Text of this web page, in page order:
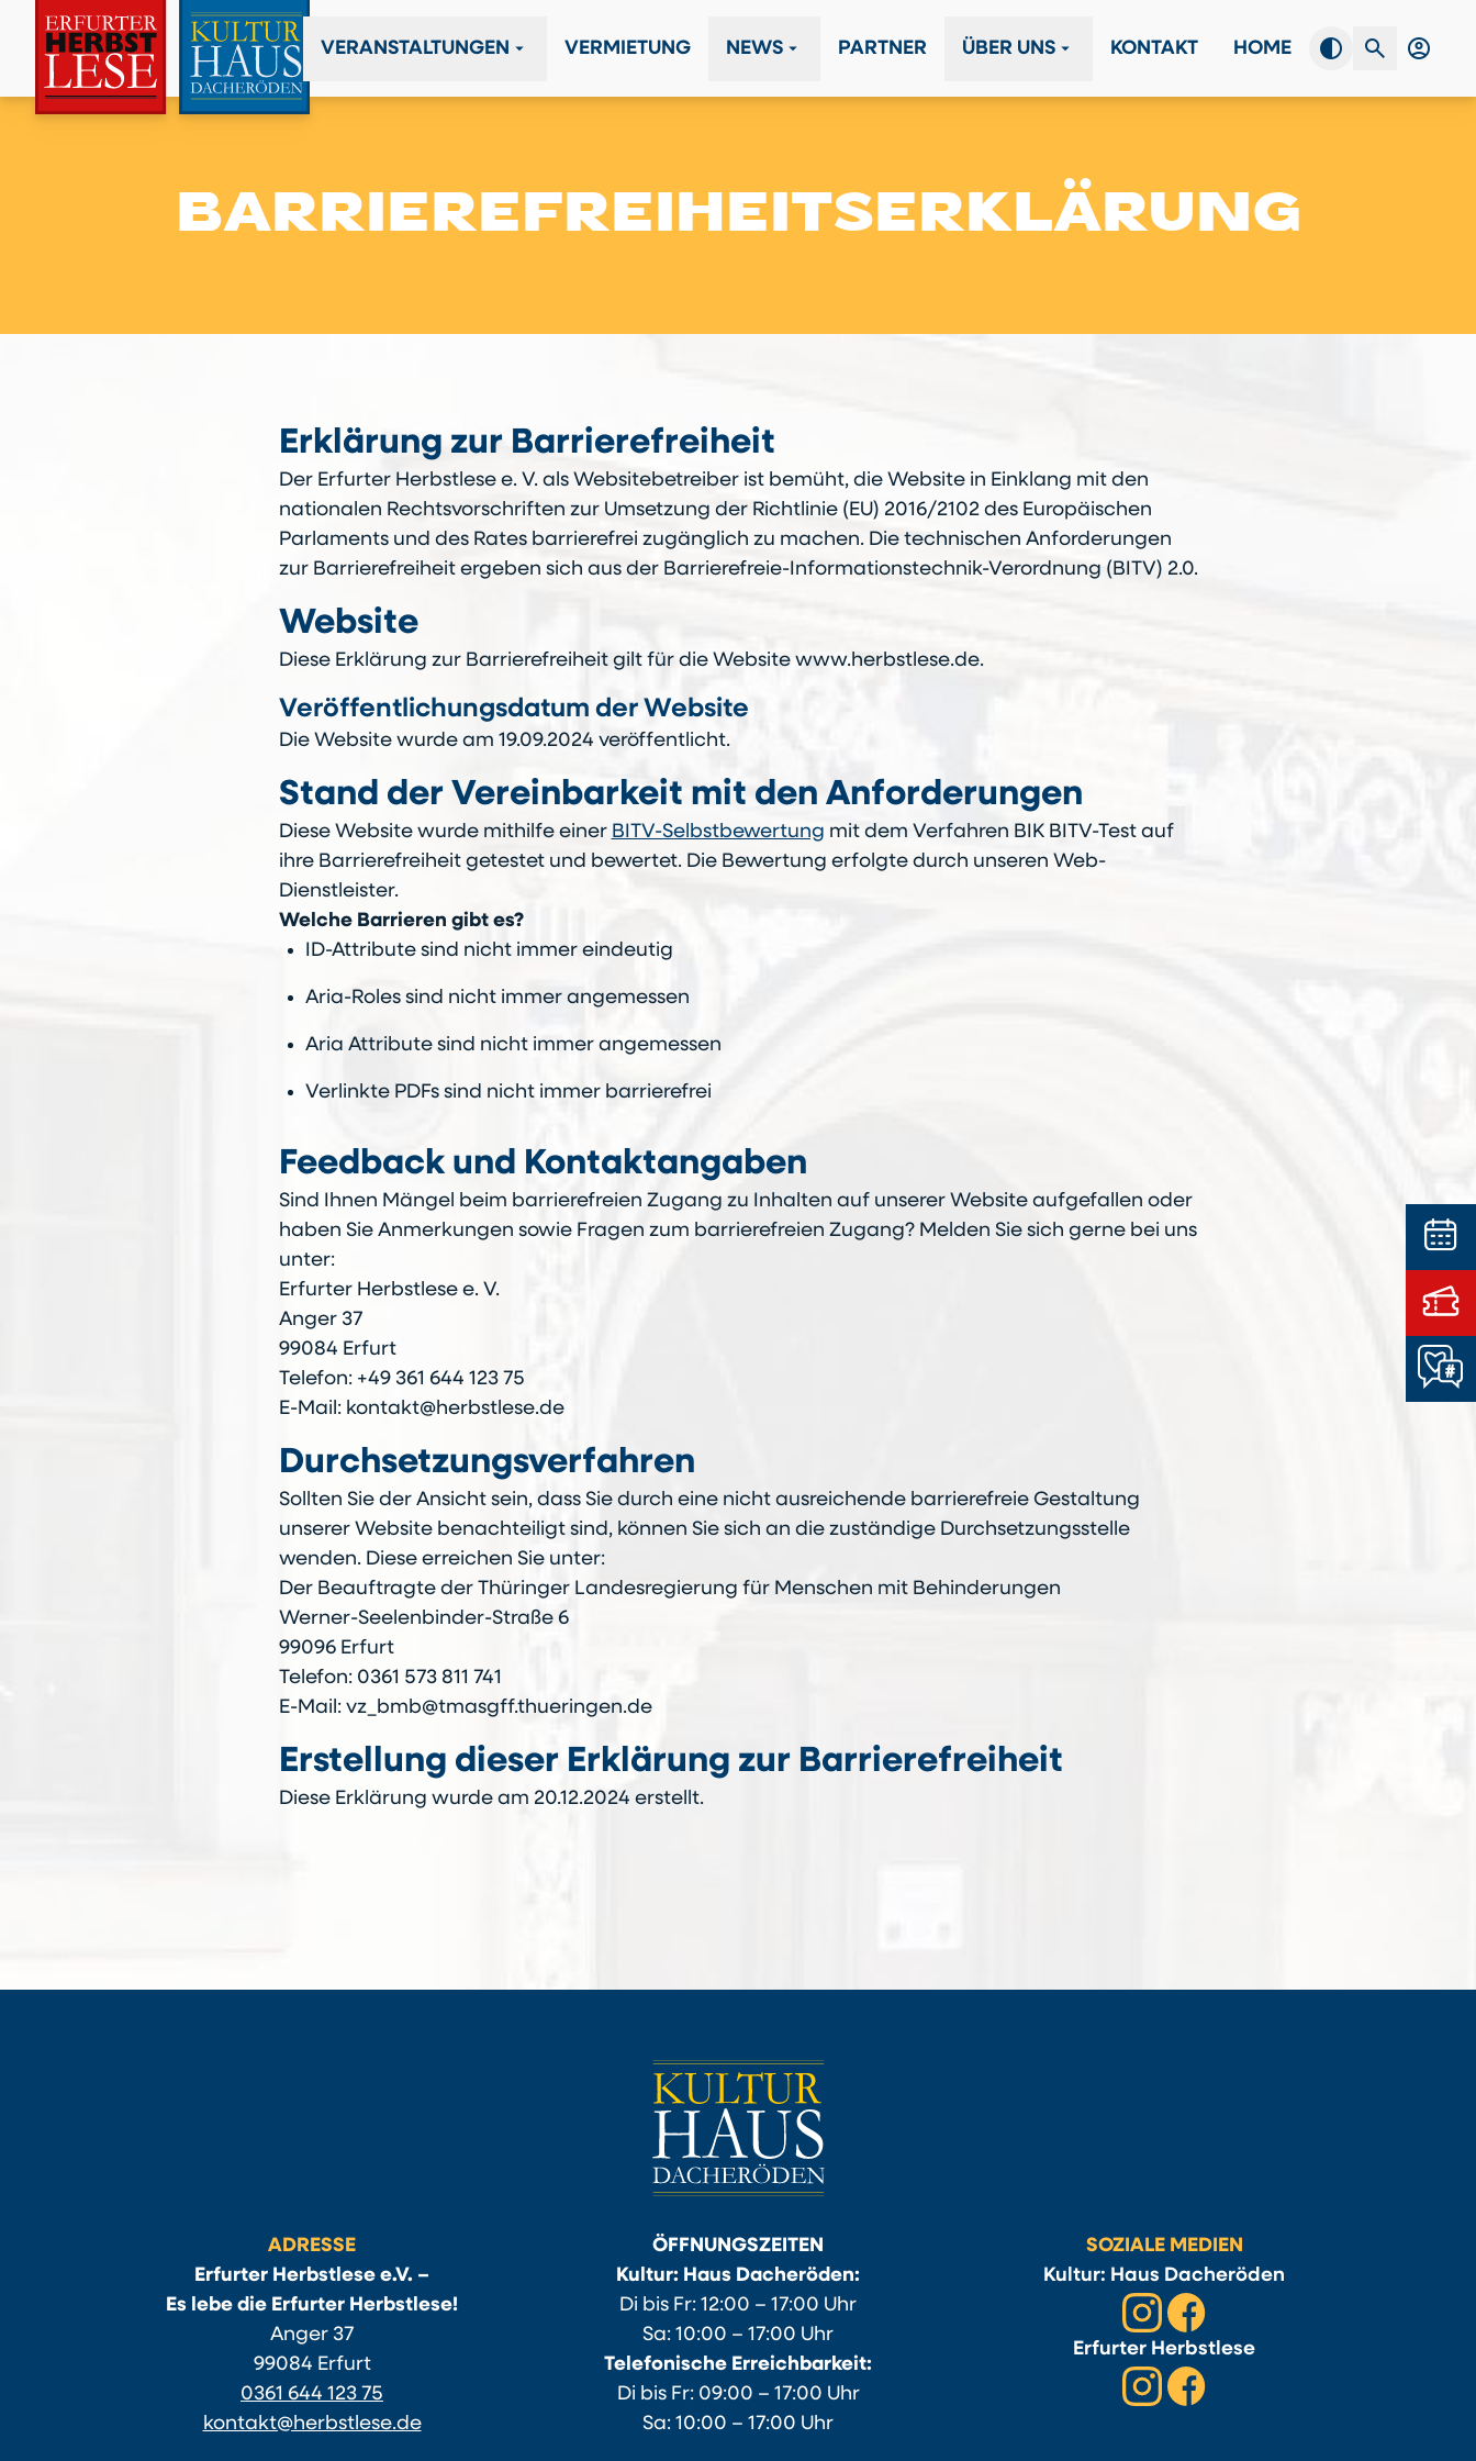
VERANSTALTUNGEN arrow_drop_down VERMIETUNG NEWS arrow_drop_down PARTNER ÜBER UNS arrow_drop_down KONTAKT HOME contrast search account_circle
BARRIEREFREIHEITSERKLÄRUNG
Erklärung zur Barrierefreiheit
Der Erfurter Herbstlese e. V. als Websitebetreiber ist bemüht, die Website in Einklang mit den
nationalen Rechtsvorschriften zur Umsetzung der Richtlinie (EU) 2016/2102 des Europäischen
Parlaments und des Rates barrierefrei zugänglich zu machen. Die technischen Anforderungen
zur Barrierefreiheit ergeben sich aus der Barrierefreie-Informationstechnik-Verordnung (BITV) 2.0.
Website
Diese Erklärung zur Barrierefreiheit gilt für die Website www.herbstlese.de.
Veröffentlichungsdatum der Website
Die Website wurde am 19.09.2024 veröffentlicht.
Stand der Vereinbarkeit mit den Anforderungen
Diese Website wurde mithilfe einer BITV-Selbstbewertung mit dem Verfahren BIK BITV-Test auf
ihre Barrierefreiheit getestet und bewertet. Die Bewertung erfolgte durch unseren Web-
Dienstleister.
Welche Barrieren gibt es?
ID-Attribute sind nicht immer eindeutig
Aria-Roles sind nicht immer angemessen
Aria Attribute sind nicht immer angemessen
Verlinkte PDFs sind nicht immer barrierefrei
Feedback und Kontaktangaben
Sind Ihnen Mängel beim barrierefreien Zugang zu Inhalten auf unserer Website aufgefallen oder
haben Sie Anmerkungen sowie Fragen zum barrierefreien Zugang? Melden Sie sich gerne bei uns
unter:
Erfurter Herbstlese e. V.
Anger 37
99084 Erfurt
Telefon: +49 361 644 123 75
E-Mail: kontakt@herbstlese.de
Durchsetzungsverfahren
Sollten Sie der Ansicht sein, dass Sie durch eine nicht ausreichende barrierefreie Gestaltung
unserer Website benachteiligt sind, können Sie sich an die zuständige Durchsetzungsstelle
wenden. Diese erreichen Sie unter:
Der Beauftragte der Thüringer Landesregierung für Menschen mit Behinderungen
Werner-Seelenbinder-Straße 6
99096 Erfurt
Telefon: 0361 573 811 741
E-Mail: vz_bmb@tmasgff.thueringen.de
Erstellung dieser Erklärung zur Barrierefreiheit
Diese Erklärung wurde am 20.12.2024 erstellt.
ADRESSE
Erfurter Herbstlese e.V. –
Es lebe die Erfurter Herbstlese!
Anger 37
99084 Erfurt
0361 644 123 75
kontakt@herbstlese.de
ÖFFNUNGSZEITEN
Kultur: Haus Dacheröden:
Di bis Fr: 12:00 – 17:00 Uhr
Sa: 10:00 – 17:00 Uhr
Telefonische Erreichbarkeit:
Di bis Fr: 09:00 – 17:00 Uhr
Sa: 10:00 – 17:00 Uhr
SOZIALE MEDIEN
Kultur: Haus Dacheröden
Erfurter Herbstlese